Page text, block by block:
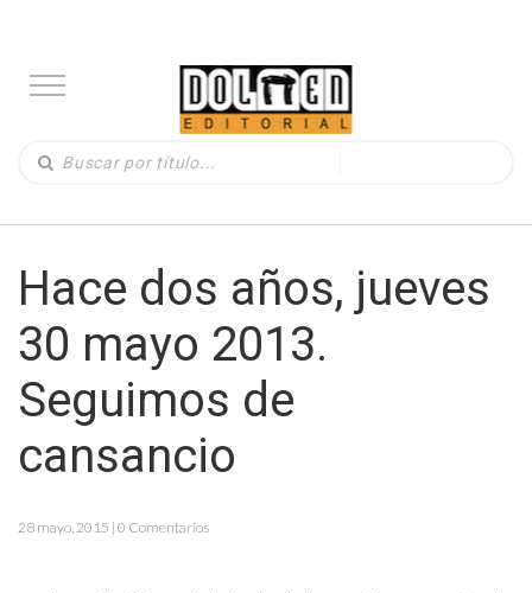
Hace dos años, jueves
30 mayo 2013.
Seguimos de
cansancio
28 mayo, 2015 | 0 Comentarios